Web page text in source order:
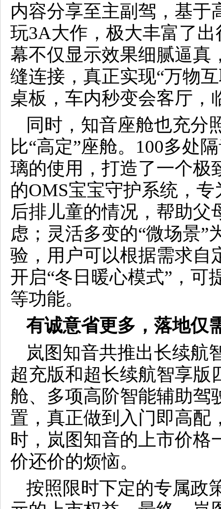
内容分享至主副驾，基于
玩3A大作，极大丰富了
幕不仅显示效果细腻逼真
缝连接，真正实现“万物
桌板，车内秒变会客厅，
同时，知音座舱也充分
比“高定”座舱。100多处
璃的使用，打造了一个极
的OMS宝宝守护系统，
后排儿童的情况，帮助父
虑；灵活多变的“微场景”
验，用户可以根据需求自
开启“冬日暖心模式”，可
等功能。
有诚意省更多，落地仅
岚图知音共推出长续航
超充版和超长续航智享版
舱、多项高阶智能辅助驾
置，真正做到入门即高配
时，岚图知音的上市价格
价还价的烦恼。
按照限时下定的专属政